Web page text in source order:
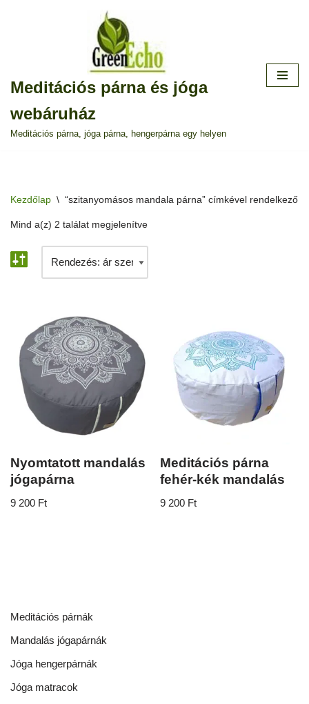
Meditációs párna és jóga
webáruház
Meditációs párna, jóga párna, hengerpárna egy helyen
Kezdőlap \ “szitanyomásos mandala párna” címkével rendelkező
Mind a(z) 2 találat megjelenítve
Nyomtatott mandalás
jógapárna
9 200 Ft
Meditációs párna
fehér-kék mandalás
9 200 Ft
Meditációs párnák
Mandalás jógapárnák
Jóga hengerpárnák
Jóga matracok